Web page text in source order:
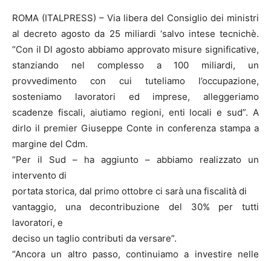
ROMA (ITALPRESS) – Via libera del Consiglio dei ministri
al decreto agosto da 25 miliardi ‘salvo intese tecnichè.
“Con il Dl agosto abbiamo approvato misure significative,
stanziando nel complesso a 100 miliardi, un
provvedimento con cui tuteliamo l’occupazione,
sosteniamo lavoratori ed imprese, alleggeriamo
scadenze fiscali, aiutiamo regioni, enti locali e sud”. A
dirlo il premier Giuseppe Conte in conferenza stampa a
margine del Cdm.
“Per il Sud – ha aggiunto – abbiamo realizzato un
intervento di
portata storica, dal primo ottobre ci sarà una fiscalità di
vantaggio, una decontribuzione del 30% per tutti
lavoratori, e
deciso un taglio contributi da versare”.
“Ancora un altro passo, continuiamo a investire nelle